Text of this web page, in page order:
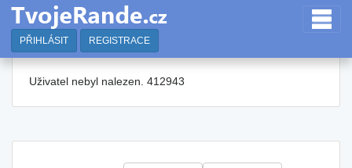
PŘIHLÁSIT REGISTRACE
Uživatel nebyl nalezen. 412943